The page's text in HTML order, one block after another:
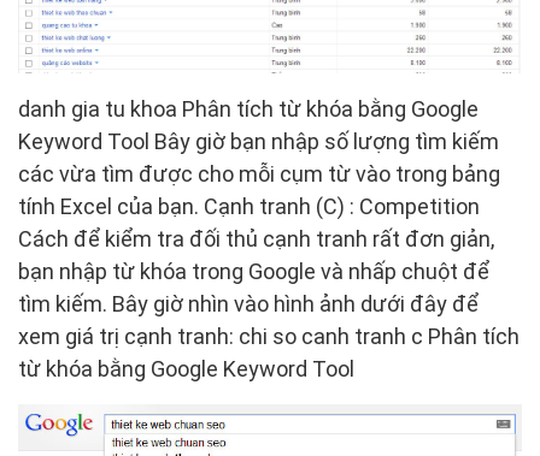
danh gia tu khoa Phân tích từ khóa bằng Google
Keyword Tool Bây giờ bạn nhập số lượng tìm kiếm
các vừa tìm được cho mỗi cụm từ vào trong bảng
tính Excel của bạn. Cạnh tranh (C) : Competition
Cách để kiểm tra đối thủ cạnh tranh rất đơn giản,
bạn nhập từ khóa trong Google và nhấp chuột để
tìm kiếm. Bây giờ nhìn vào hình ảnh dưới đây để
xem giá trị cạnh tranh: chi so canh tranh c Phân tích
từ khóa bằng Google Keyword Tool